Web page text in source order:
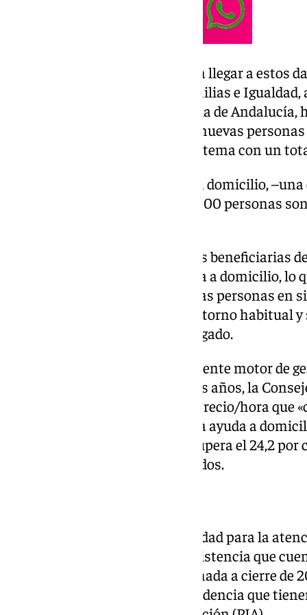
Granados ha explicado que para llegar a estos
Inclusión Social, Juventud, Familias e Igualdad,
Servicios Sociales y Dependencia de
durante 2024 un total de 4.308 nuevas
que se han dado de alta en el sistema con un
En cuanto al servicio de ayuda a domicilio,
de la dependencia–, más de 25.000 personas
«El 62 por ciento de las personas beneficiarias
cuentan con el servicio de ayuda a domicilio,
vez mayor de la preferencia de las personas en
familias por continuar en su entorno habitual
domicilio», ha asegurado el delegado.
Este servicio es, además, un potente motor de
mayoría mujeres. En los últimos años, la
llevado a cabo tres subidas del precio/hora
situación laboral del sector de la ayuda a
Moreno la subida acumulada supera el 24,2
congelado», ha detallado Granados.
Otro de los servicios de proximidad para la
es el Servicio Andaluz de Teleasistencia que
usuarias de la provincia de Granada a cierre de
personas en situación de dependencia que